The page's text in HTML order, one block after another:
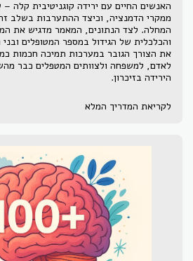
האנשים החיים עם ירידה קוגניטיבית קלה
ממקרי הדמנציה, וכיצד ההתערבות בשלב
המחלה. לצד הנתונים, המאמר מדגיש את
והכלכלית של הגידול במספר המטופלים
את הצורך הגובר במערכות תמיכה חכמות
לאדם, למשפחה ולצוותים המטפלים כבר
הירידה בזיכרון.
לקריאת המדריך המלא